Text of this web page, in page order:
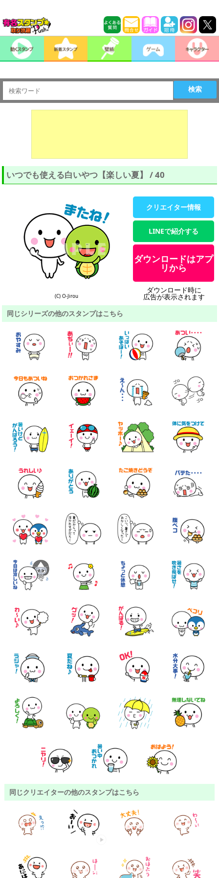
検索
いつでも使える白いやつ【楽しい夏】 / 40
(C) O-Jirou
クリエイター情報
LINEで紹介する
ダウンロードはアプ
リから
ダウンロード時に
広告が表示されます
同じシリーズの他のスタンプはこちら
同じクリエイターの他のスタンプはこちら